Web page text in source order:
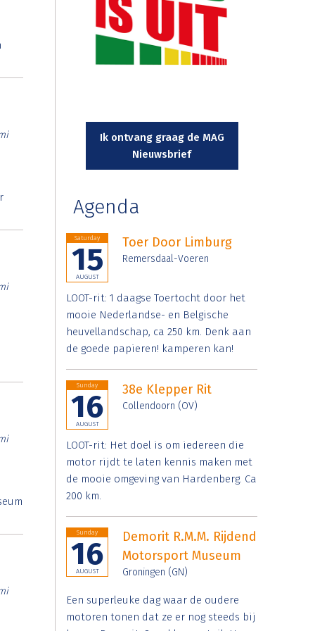
Ik ontvang graag de MAG
Nieuwsbrief
Agenda
Saturday
15
AUGUST
Toer Door Limburg
Remersdaal-Voeren
LOOT-rit: 1 daagse Toertocht door het
mooie Nederlandse- en Belgische
heuvellandschap, ca 250 km. Denk aan
de goede papieren! kamperen kan!
Sunday
16
AUGUST
38e Klepper Rit
Collendoorn (OV)
LOOT-rit: Het doel is om iedereen die
motor rijdt te laten kennis maken met
de mooie omgeving van Hardenberg. Ca
200 km.
Sunday
16
AUGUST
Demorit R.M.M. Rijdend
Motorsport Museum
Groningen (GN)
Een superleuke dag waar de oudere
motoren tonen dat ze er nog steeds bij